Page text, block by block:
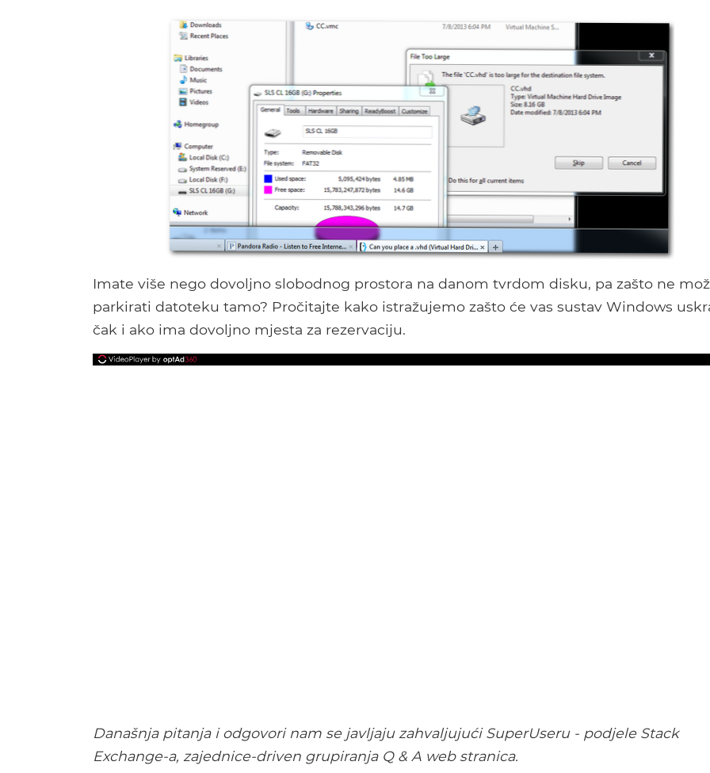
Imate više nego dovoljno slobodnog prostora na danom tvrdom disku, pa zašto ne
parkirati datoteku tamo? Pročitajte kako istražujemo zašto će vas sustav Windows
čak i ako ima dovoljno mjesta za rezervaciju.
Današnja pitanja i odgovori nam se javljaju zahvaljujući SuperUseru - podjele Stack
Exchange-a, zajednice-driven grupiranja Q & A web stranica.